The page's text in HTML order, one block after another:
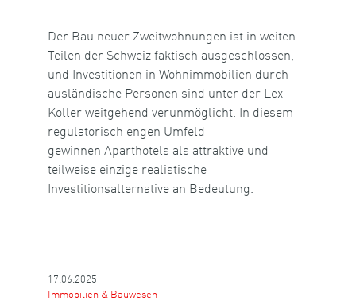
Der Bau neuer Zweitwohnungen ist in weiten
Teilen der Schweiz faktisch ausgeschlossen,
und Investitionen in Wohnimmobilien durch
ausländische Personen sind unter der Lex
Koller weitgehend verunmöglicht. In diesem
regulatorisch engen Umfeld
gewinnen Aparthotels als attraktive und
teilweise einzige realistische
Investitionsalternative an Bedeutung.
17.06.2025
Immobilien & Bauwesen